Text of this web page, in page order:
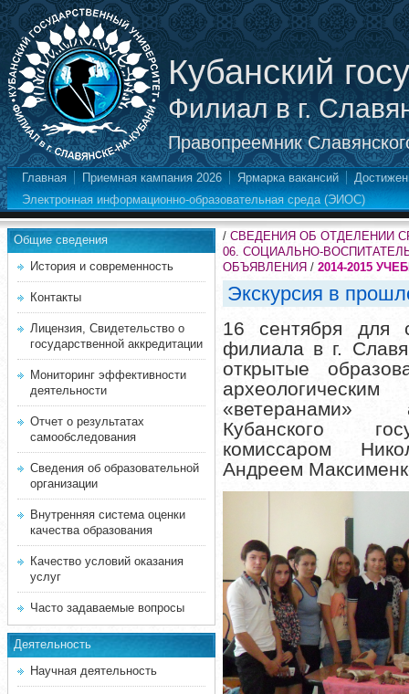
Кубанский
Филиал в г.
Правопреемник
Главная Приемная кампания 2026 Ярмарка вакансий
Электронная информационно-образовательная среда (ЭИОС)
Общие сведения
История и современность
Контакты
Лицензия, Свидетельство о
государственной аккредитации
Мониторинг эффективности
деятельности
Отчет о результатах
самообследования
Сведения об образовательной
организации
Внутренняя система оценки
качества образования
Качество условий оказания
услуг
Часто задаваемые вопросы
Деятельность
Научная деятельность
/ СВЕДЕНИЯ ОБ ОТДЕЛЕНИИ
06. СОЦИАЛЬНО-
ОБЪЯВЛЕНИЯ / 2014-2015
Экскурсия в
16 сентября для
филиала в г.
открытые
«ветеранами»
Кубанского
комиссаром
Андреем